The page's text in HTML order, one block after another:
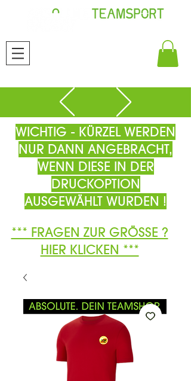
WICHTIG - KÜRZEL WERDEN
NUR DANN ANGEBRACHT,
WENN DIESE IN DER
DRUCKOPTION
AUSGEWÄHLT WURDEN !
*** FRAGEN ZUR GRÖSSE ?
HIER KLICKEN ***